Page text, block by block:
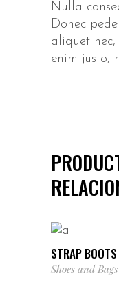
Nulla
Donec
aliquet
enim justo,
STRAP BOOTS
Shoes and Bags